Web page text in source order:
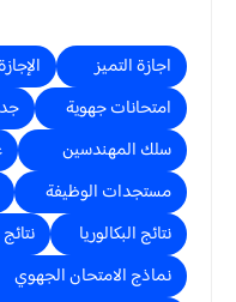
اجازة التميز
امتحانات جهوية
سلك المهندسين
مستجدات الوظيفة
نتائج البكالوريا
نماذج الامتحان الجهوي